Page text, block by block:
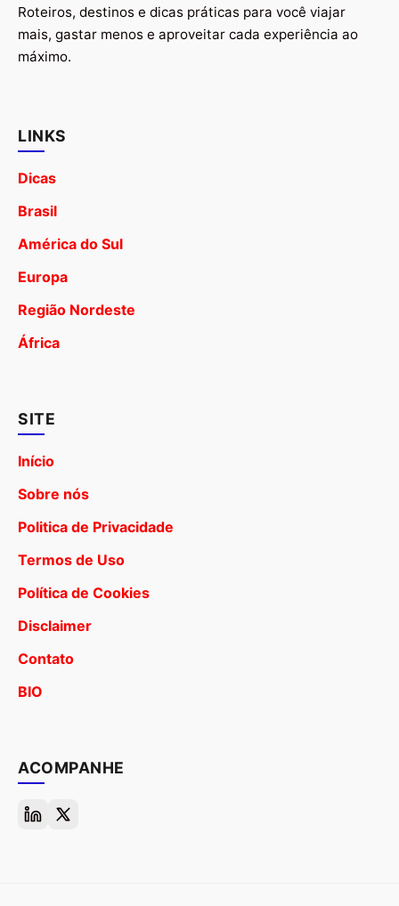
Roteiros, destinos e dicas práticas para você viajar
mais, gastar menos e aproveitar cada experiência ao
máximo.
LINKS
Dicas
Brasil
América do Sul
Europa
Região Nordeste
África
SITE
Início
Sobre nós
Politica de Privacidade
Termos de Uso
Política de Cookies
Disclaimer
Contato
BIO
ACOMPANHE